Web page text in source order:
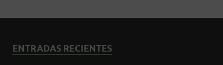
ENTRADAS RECIENTES